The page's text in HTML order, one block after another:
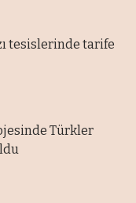
tesislerinde tarife
Türkler